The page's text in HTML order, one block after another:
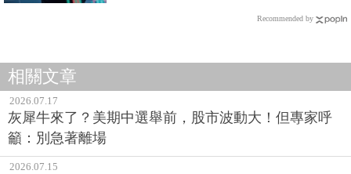
Recommended by
相關文章
2026.07.17
灰犀牛來了？美期中選舉前，股市波動大！但專家呼
籲：別急著離場
2026.07.15